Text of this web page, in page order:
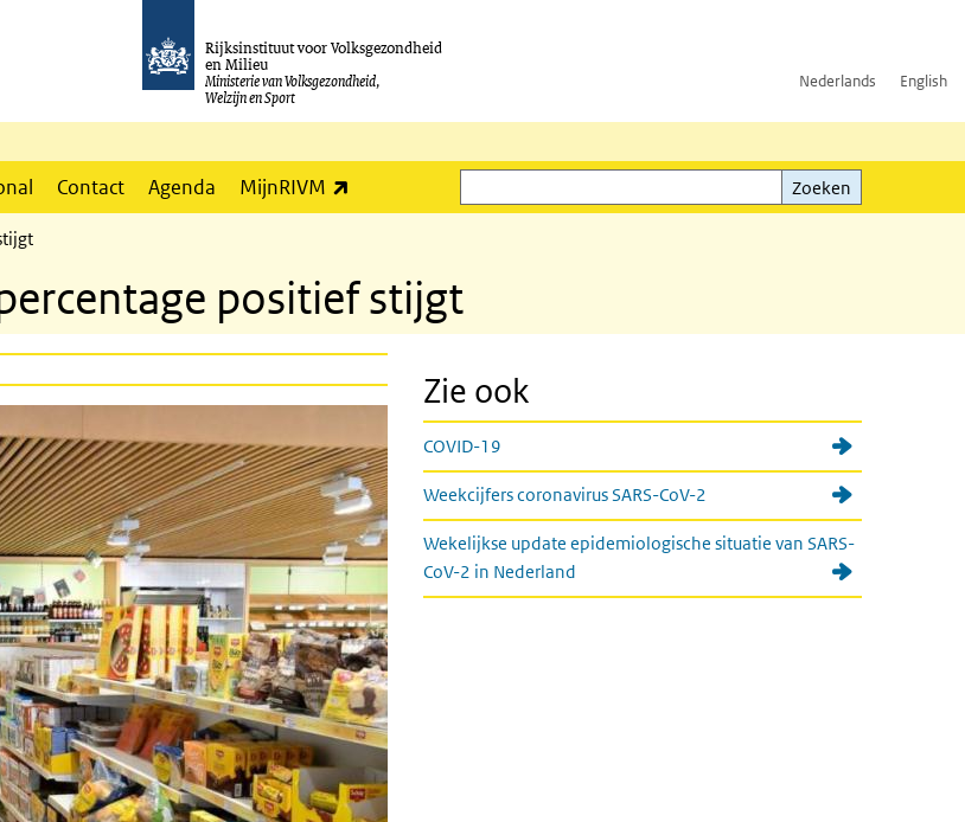
Rijksinstituut voor Volksgezondheid
en Milieu
Ministerie van Volksgezondheid,
Welzijn en Sport
Nederlands English
Contact Agenda MijnRIVM
Zoeken
Zoeken
positief stijgt
Zie ook
COVID-19
Weekcijfers coronavirus SARS-CoV-2
Wekelijkse update epidemiologische situatie van SARS-
CoV-2 in Nederland